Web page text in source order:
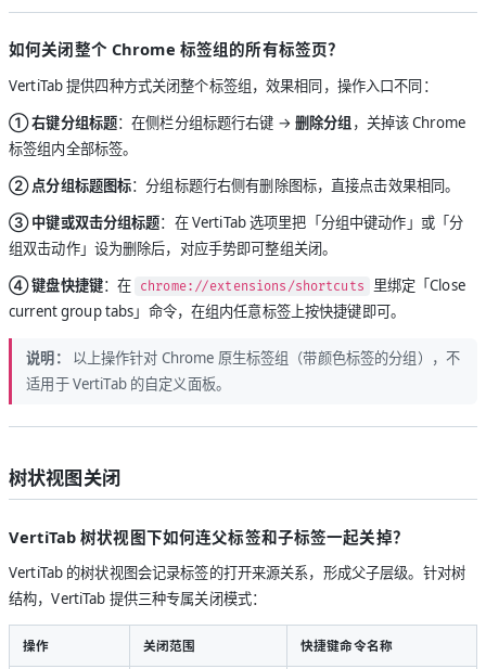
如何关闭整个 Chrome 标签组的所有标签页？
VertiTab 提供四种方式关闭整个标签组，效果相同，操作入口不同：
① 右键分组标题：在侧栏分组标题行右键 → 删除分组 ，关掉该 Chrome
标签组内全部标签。
② 点分组标题图标：分组标题行右侧有删除图标，直接点击效果相同。
③ 中键或双击分组标题：在 VertiTab 选项里把「分组中键动作」或「分
组双击动作」设为删除后，对应手势即可整组关闭。
④ 键盘快捷键：在 chrome://extensions/shortcuts
里绑定「Close
current group tabs」命令，在组内任意标签上按快捷键即可。
说明：
以上操作针对 Chrome 原生标签组（带颜色标签的分组），不
适用于 VertiTab 的自定义面板。
树状视图关闭
VertiTab 树状视图下如何连父标签和子标签一起关掉？
VertiTab 的树状视图会记录标签的打开来源关系，形成父子层级。针对树
结构，VertiTab 提供三种专属关闭模式：
操作 关闭范围 快捷键命令名称